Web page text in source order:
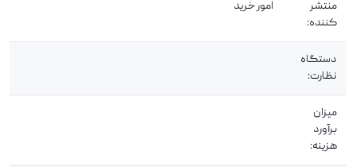
منتشر
کننده:
امور خرید
دستگاه
نظارت:
میزان
برآورد
هزینه: